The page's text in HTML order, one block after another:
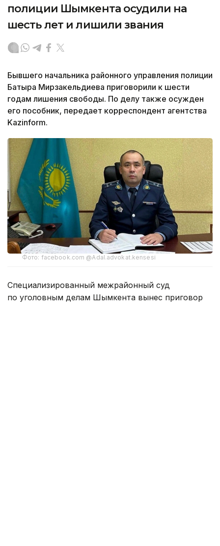
полиции Шымкента осудили на
шесть лет и лишили звания
Бывшего начальника районного управления полиции
Батыра Мирзакельдиева приговорили к шести
годам лишения свободы. По делу также осужден
его пособник, передает корреспондент агентства
Kazinform.
Фото: facebook.com @Adal.advokat.kensesi
Специализированный межрайонный суд
по уголовным делам Шымкента вынес приговор